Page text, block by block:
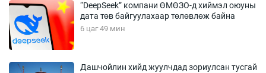
“DeepSeek” компани ӨМӨЗО-д хиймэл оюуны
дата төв байгуулахаар төлөвлөж байна
6 цаг 49 мин
Дашчойлин хийд жуулчдад зориулсан тусгай